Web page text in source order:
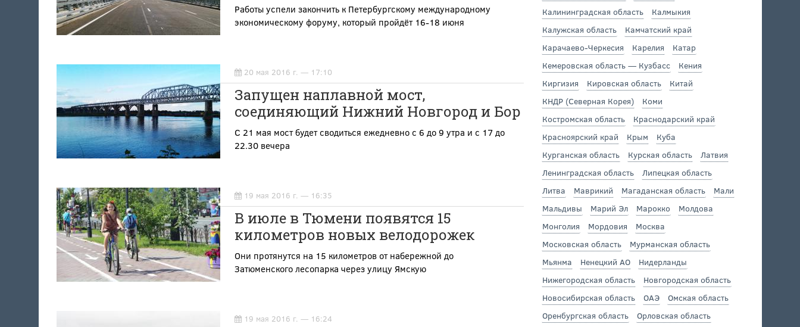
Работы успели закончить к Петербургскому международному
экономическому форуму, который пройдёт 16-18 июня
20 мая 2016 г. — 17:10
Запущен наплавной мост,
соединяющий Нижний Новгород и Бор
С 21 мая мост будет сводиться ежедневно с 6 до 9 утра и с 17 до
22.30 вечера
19 мая 2016 г. — 16:35
В июле в Тюмени появятся 15
километров новых велодорожек
Они протянутся на 15 километров от набережной до
Затюменского лесопарка через улицу Ямскую
19 мая 2016 г. — 16:24
Калининградская область
Калмыкия
Калужская область
Камчатский край
Карачаево-Черкесия
Карелия
Катар
Кемеровская область — Кузбасс
Кения
Киргизия
Кировская область
Китай
КНДР (Северная Корея)
Коми
Костромская область
Краснодарский край
Красноярский край
Крым
Куба
Курганская область
Курская область
Латвия
Ленинградская область
Липецкая область
Литва
Маврикий Магаданская область
Мали
Мальдивы
Марий Эл Марокко
Молдова
Монголия
Мордовия
Москва
Московская область
Мурманская область
Мьянма
Ненецкий АО
Нидерланды
Нижегородская область
Новгородская область
Новосибирская область
ОАЭ
Омская область
Оренбургская область
Орловская область